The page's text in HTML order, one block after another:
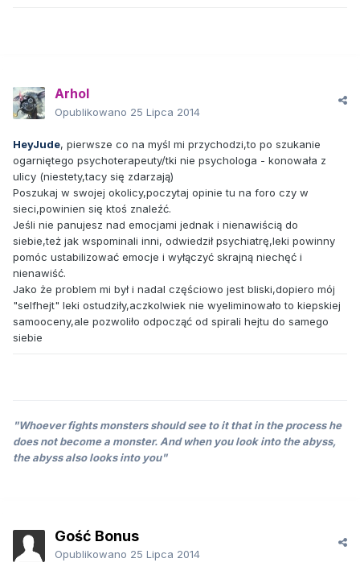
Arhol
Opublikowano 25 Lipca 2014
HeyJude, pierwsze co na myśl mi przychodzi,to po szukanie
ogarniętego psychoterapeuty/tki nie psychologa - konowała z
ulicy (niestety,tacy się zdarzają)
Poszukaj w swojej okolicy,poczytaj opinie tu na foro czy w
sieci,powinien się ktoś znaleźć.
Jeśli nie panujesz nad emocjami jednak i nienawiścią do
siebie,też jak wspominali inni, odwiedził psychiatrę,leki powinny
pomóc ustabilizować emocje i wyłączyć skrajną niechęć i
nienawiść.
Jako że problem mi był i nadal częściowo jest bliski,dopiero mój
"selfhejt" leki ostudziły,aczkolwiek nie wyeliminowało to kiepskiej
samooceny,ale pozwoliło odpocząć od spirali hejtu do samego
siebie
"Whoever fights monsters should see to it that in the process he
does not become a monster. And when you look into the abyss,
the abyss also looks into you"
Gość Bonus
Opublikowano 25 Lipca 2014